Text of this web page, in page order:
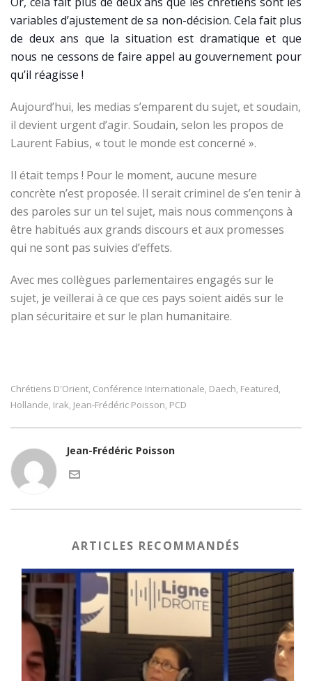
variables d’ajustement de sa non-décision. Cela fait plus
de deux ans que la situation est dramatique et que
nous ne cessons de faire appel au gouvernement pour
qu’il réagisse !
Aujourd’hui, les medias s’emparent du sujet, et soudain,
il devient urgent d’agir. Soudain, selon les propos de
Laurent Fabius, « tout le monde est concerné ».
Il était temps ! Pour le moment, aucune mesure
concrète n’est proposée. Il serait criminel de s’en tenir à
des paroles sur un tel sujet, mais nous commençons à
être habitués aux grands discours et aux promesses
qui ne sont pas suivies d’effets.
Avec mes collègues parlementaires engagés sur le
sujet, je veillerai à ce que ces pays soient aidés sur le
plan sécuritaire et sur le plan humanitaire.
Chrétiens D'Orient, Conférence Internationale, Daech, Featured,
Hollande, Irak, Jean-Frédéric Poisson, PCD
Jean-Frédéric Poisson
ARTICLES RECOMMANDÉS